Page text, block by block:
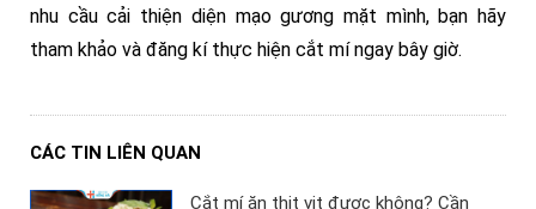
nhu cầu cải thiện diện mạo gương mặt mình, bạn hãy
tham khảo và đăng kí thực hiện cắt mí ngay bây giờ.
CÁC TIN LIÊN QUAN
Cắt mí ăn thịt vịt được không? Cần